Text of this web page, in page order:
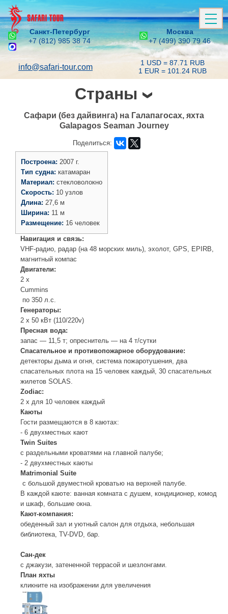
Санкт-Петербург
+7 (812) 985 38 74
Москва
+7 (499) 390 79 46
info@safari-tour.com
1 USD = 87.71 RUB
1 EUR = 101.24 RUB
Страны
Сафари (без дайвинга) на Галапагосах, яхта
Galapagos Seaman Journey
Поделиться:
Построена: 2007 г.
Тип судна: катамаран
Материал: стекловолокно
Скорость: 10 узлов
Длина: 27,6 м
Ширина: 11 м
Размещение: 16 человек
Навигация и связь:
VHF-радио, радар (на 48 морских миль), эхолот, GPS, EPIRB,
магнитный компас
Двигатели:
2 х
Cummins
по 350 л.с.
Генераторы:
2 х 50 кВт (110/220v)
Пресная вода:
запас — 11,5 т; опреснитель — на 4 т/сутки
Спасательное и противопожарное оборудование:
детекторы дыма и огня, система пожаротушения, два
спасательных плота на 15 человек каждый, 30 спасательных
жилетов SOLAS.
Zodiac:
2 х для 10 человек каждый
Каюты
Гости размещаются в 8 каютах:
- 6 двухместных кают
Twin Suites
с раздельными кроватями на главной палубе;
- 2 двухместных каюты
Matrimonial Suite
с большой двуместной кроватью на верхней палубе.
В каждой каюте: ванная комната с душем, кондиционер, комод
и шкаф, большие окна.
Кают-компания:
обеденный зал и уютный салон для отдыха, небольшая
библиотека, TV-DVD, бар.
Сан-дек
с джакузи, затененной террасой и шезлонгами.
План яхты
кликните на изображении для увеличения